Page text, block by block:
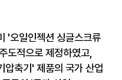
'오일인젝션 싱글스크류
도적으로 제정하였고,
압축기' 제품의 국가 산업